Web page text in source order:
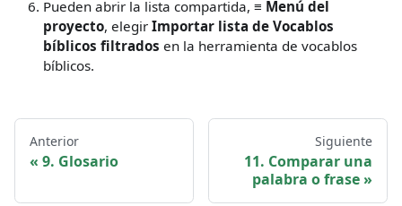
Pueden abrir la lista compartida, ≡ Menú del
proyecto, elegir Importar lista de Vocablos
bíblicos filtrados en la herramienta de vocablos
bíblicos.
Anterior
9. Glosario
Siguiente
11. Comparar una
palabra o frase